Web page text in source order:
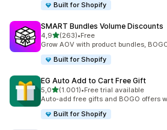
Built for Shopify
SMART Bundles Volume Discounts
4,95 yıldız üzerinden
(263)
toplam 263 değerlendirme
•Free
Grow AOV with product bundles,
Built for Shopify
EG Auto Add to Cart Free Gift
5,05 yıldız üzerinden
(1.001)
toplam 1001 değerlendirme
•Free trial available
Auto-add free gifts and BOGO offers
Built for Shopify